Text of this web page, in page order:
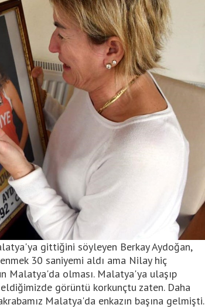
gittiğini söyleyen Berkay Aydoğan,
30 saniyemi aldı ama Nilay hiç
Malatya'da olması. Malatya'ya ulaşıp
görüntü korkunçtu zaten. Daha
Malatya'da enkazın başına gelmişti.